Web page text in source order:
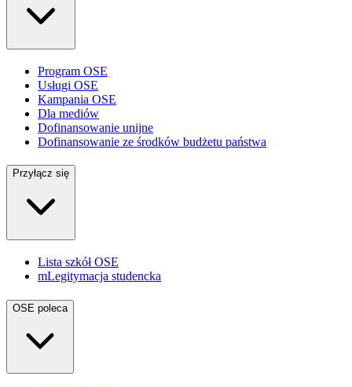
Program OSE
Usługi OSE
Kampania OSE
Dla mediów
Dofinansowanie unijne
Dofinansowanie ze środków budżetu państwa
Przyłącz się
Lista szkół OSE
mLegitymacja studencka
OSE poleca